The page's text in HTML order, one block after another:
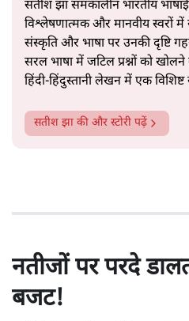
सतीश झा समकालीन भारतीय
विश्लेषणात्मक और मानवीय स्वरों
संस्कृति और भाषा पर उनकी दृष्टि
सरल भाषा में जटिल प्रश्नों को
हिंदी‑हिंदुस्तानी लेखन में एक विशिष्ट
सतीश झा की और स्टोरी पढ़ें
नतीजों पर परदे
बजट!